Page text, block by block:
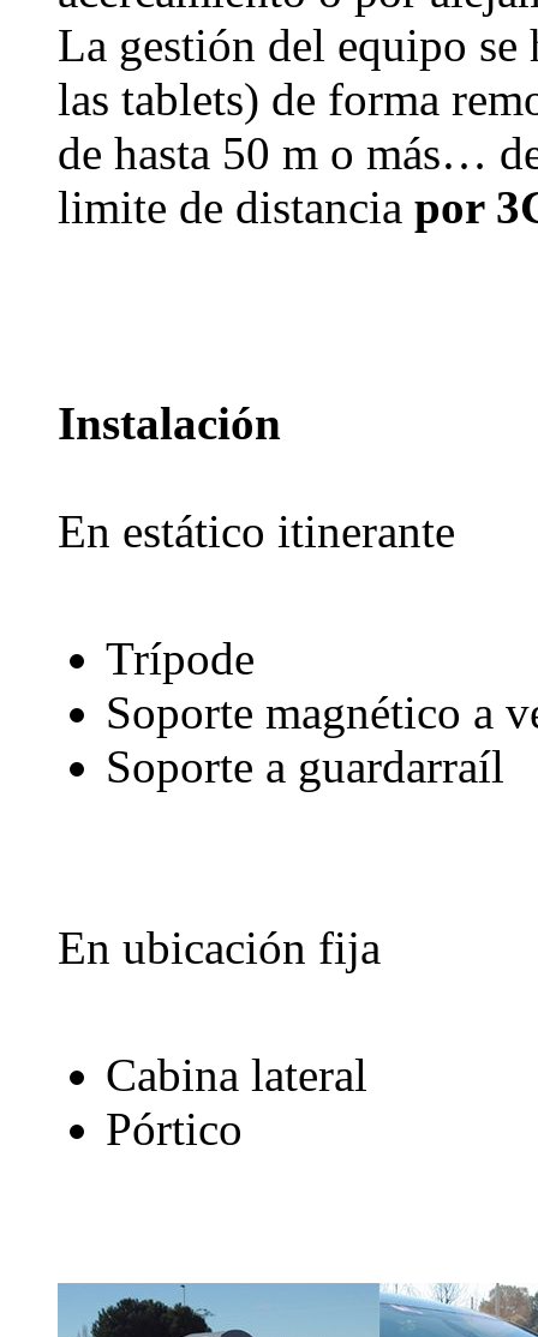
La gestión del equipo se
las tablets) de forma
de hasta 50 m o más…
limite de distancia por
Instalación
En estático itinerante
Trípode
Soporte magnético a
Soporte a guardarraíl
En ubicación fija
Cabina lateral
Pórtico